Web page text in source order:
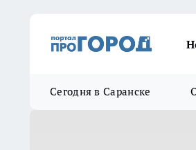
Сегодня в Саранске